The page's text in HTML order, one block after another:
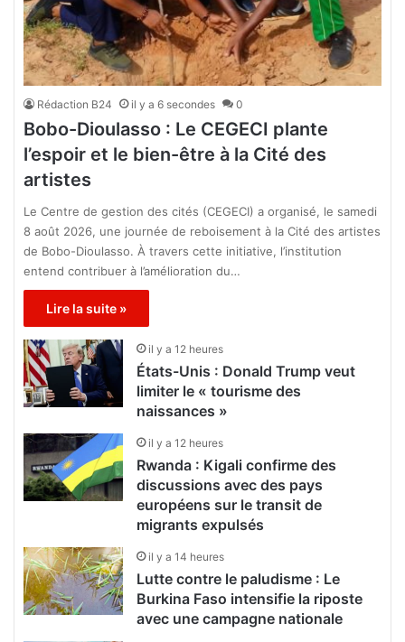
Rédaction B24 il y a 6 secondes 0
Bobo-Dioulasso : Le CEGECI plante
l’espoir et le bien-être à la Cité des
artistes
Le Centre de gestion des cités (CEGECI) a organisé, le samedi
8 août 2026, une journée de reboisement à la Cité des artistes
de Bobo-Dioulasso. À travers cette initiative, l’institution
entend contribuer à l’amélioration du…
Lire la suite »
il y a 12 heures
États-Unis : Donald Trump veut
limiter le « tourisme des
naissances »
il y a 12 heures
Rwanda : Kigali confirme des
discussions avec des pays
européens sur le transit de
migrants expulsés
il y a 14 heures
Lutte contre le paludisme : Le
Burkina Faso intensifie la riposte
avec une campagne nationale